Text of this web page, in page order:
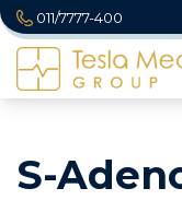
011/7777-400
S-